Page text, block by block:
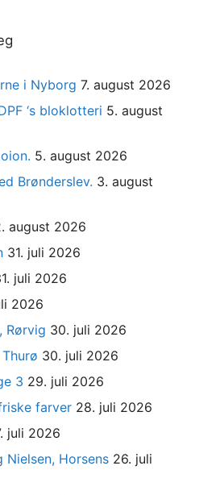
i Nyborg 7. august 2026
‘s bloklotteri 5. august
5. august 2026
Brønderslev. 3. august
august 2026
31. juli 2026
juli 2026
2026
Rørvig 30. juli 2026
30. juli 2026
3 29. juli 2026
farver 28. juli 2026
juli 2026
Nielsen, Horsens 26. juli